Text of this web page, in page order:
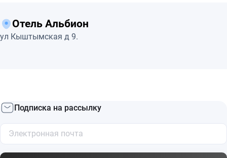
Отель Альбион
ул Кыштымская д 9.
Подписка на рассылку